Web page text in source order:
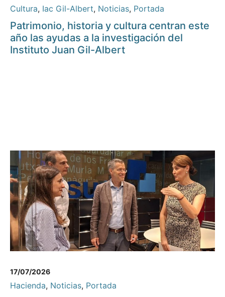
Cultura, Iac Gil-Albert, Noticias, Portada
Patrimonio, historia y cultura centran este
año las ayudas a la investigación del
Instituto Juan Gil-Albert
17/07/2026
Hacienda, Noticias, Portada